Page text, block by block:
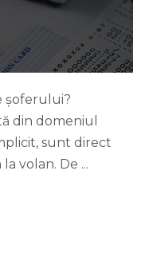
șoferului?
din domeniul
sunt direct
volan. De ...